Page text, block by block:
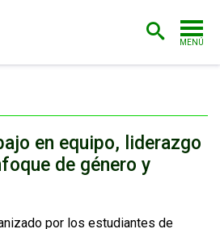
MENÚ
ADMISIÓN
CARRERAS
en equipo, liderazgo
de género y
de interés
por los estudiantes de